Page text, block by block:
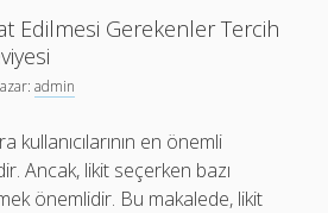
Edilmesi Gerekenler Tercih
admin
kullanıcılarının en önemli
Ancak, likit seçerken bazı
önemlidir. Bu makalede, likit